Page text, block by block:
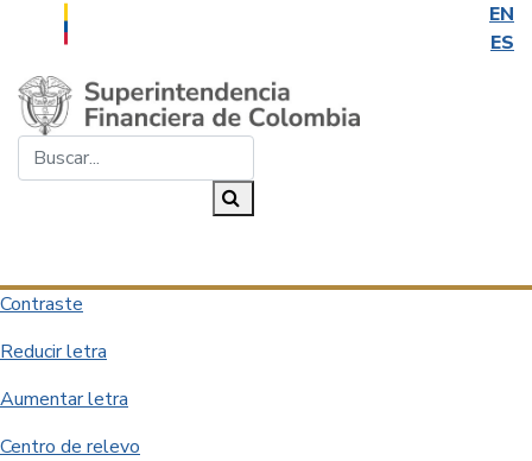
EN
ES
Saltar al contenido principal
Contraste
Reducir letra
Aumentar letra
Centro de relevo